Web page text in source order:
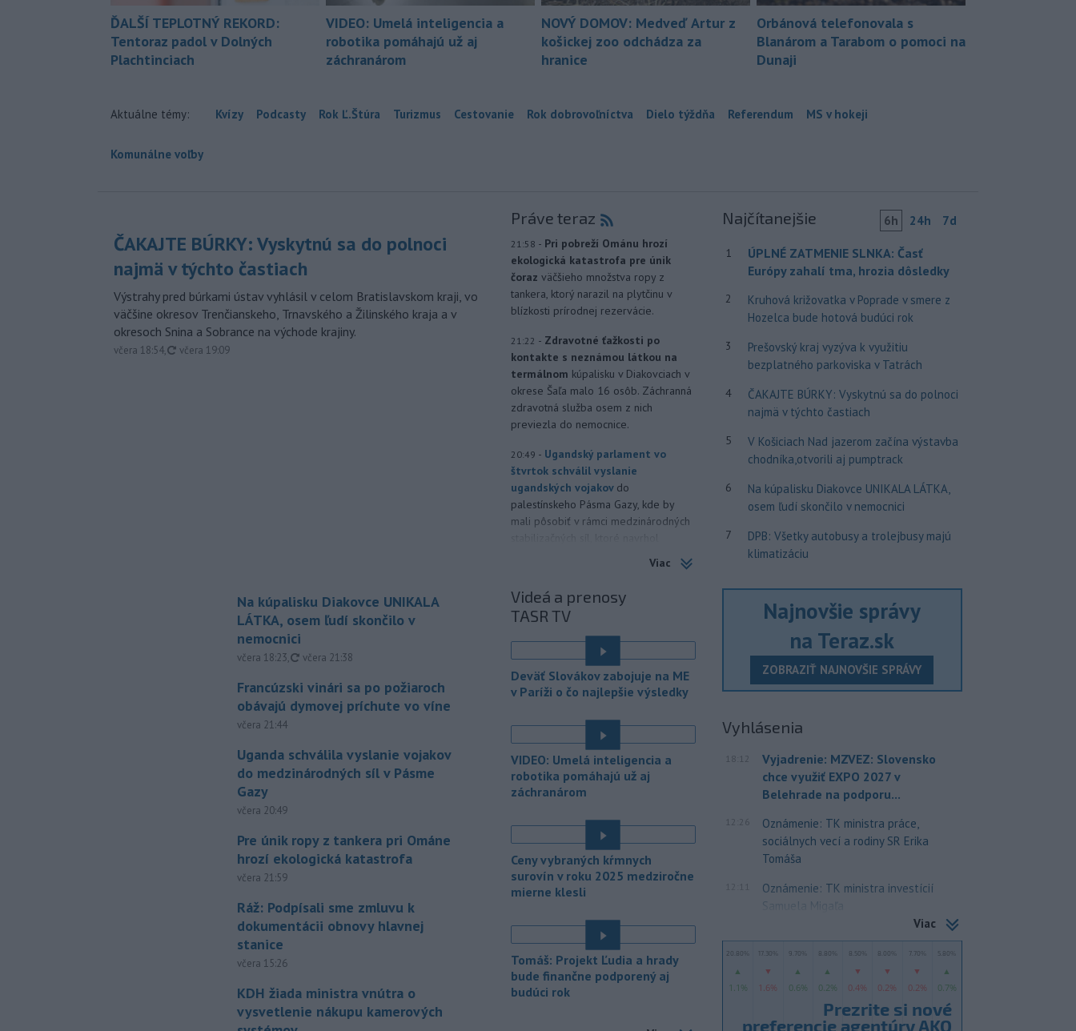
ĎALŠÍ TEPLOTNÝ REKORD:
Tentoraz padol v Dolných
Plachtinciach
VIDEO: Umelá inteligencia a
robotika pomáhajú už aj
záchranárom
NOVÝ DOMOV: Medveď Artur z
košickej zoo odchádza za
hranice
Orbánová telefonovala s
Blanárom a Tarabom o pomoci na
Dunaji
Aktuálne témy: Kvízy Podcasty Rok Ľ.Štúra Turizmus Cestovanie Rok dobrovoľníctva Dielo týždňa Referendum MS v hokeji
Komunálne voľby
ČAKAJTE BÚRKY: Vyskytnú sa do polnoci
najmä v týchto častiach
Výstrahy pred búrkami ústav vyhlásil v celom Bratislavskom kraji, vo
väčšine okresov Trenčianskeho, Trnavského a Žilinského kraja a v
okresoch Snina a Sobrance na východe krajiny.
včera 18:54, aktualizované
včera 19:09
Na kúpalisku Diakovce UNIKALA
LÁTKA, osem ľudí skončilo v
nemocnici
včera 18:23, aktualizované
včera 21:38
Francúzski vinári sa po požiaroch
obávajú dymovej príchute vo víne
včera 21:44
Uganda schválila vyslanie vojakov
do medzinárodných síl v Pásme
Gazy
včera 20:49
Pre únik ropy z tankera pri Ománe
hrozí ekologická katastrofa
včera 21:59
Ráž: Podpísali sme zmluvu k
dokumentácii obnovy hlavnej
stanice
včera 15:26
KDH žiada ministra vnútra o
vysvetlenie nákupu kamerových
Práve teraz
21:58 - Pri pobreží Ománu hrozí
ekologická katastrofa pre únik
čoraz väčšieho množstva ropy z
tankera, ktorý narazil na plytčinu v
blízkosti prírodnej rezervácie.
21:22 - Zdravotné ťažkosti po
kontakte s neznámou látkou na
termálnom kúpalisku v Diakovciach v
okrese Šaľa malo 16 osôb. Záchranná
zdravotná služba osem z nich
previezla do nemocnice.
20:49 - Ugandský parlament vo
štvrtok schválil vyslanie
ugandských vojakov do
palestínskeho Pásma Gazy, kde by
mali pôsobiť v rámci medzinárodných
(FA) stiahla svoju podporu
prezidentovi
futbalovej federácie (FIFA) Giannimu
Infantinovi, ktorý je pod paľbou kritiky
po jeho neúspešnom pláne.
18:54 - Vo štvrtok do polnoci treba
Slovenska počítať s búrkami.
Slovenský hydrometeorologický ústav
(SHMÚ) vydal výstrahy prvého stupňa.
Platia aj v okresoch Snina a Sobrance.
záchrannými zložkami zasahuje na
termálnom kúpalisku v Diakovciach.
17:36 - V dunajských prístavoch v
Bratislave, Komárne a Štúrove v
spolu 1827 pristátí osobných
kajutových a výletných plavidiel.
17:28 - Republikánmi ovládaný výbor
amerického Senátu vo
Viac
Videá a prenosy
TASR TV
Deväť Slovákov zabojuje na ME
v Paríži o čo najlepšie výsledky
VIDEO: Umelá inteligencia a
robotika pomáhajú už aj
záchranárom
Ceny vybraných kŕmnych
surovín v roku 2025 medziročne
mierne klesli
Tomáš: Projekt Ľudia a hrady
bude finančne podporený aj
budúci rok
Najčítanejšie 6h 24h 7d
1
ÚPLNÉ ZATMENIE SLNKA: Časť
Európy zahalí tma, hrozia dôsledky
2
Kruhová križovatka v Poprade v smere z
Hozelca bude hotová budúci rok
3
Prešovský kraj vyzýva k využitiu
bezplatného parkoviska v Tatrách
4
ČAKAJTE BÚRKY: Vyskytnú sa do polnoci
najmä v týchto častiach
5
V Košiciach Nad jazerom začína výstavba
chodníka,otvorili aj pumptrack
6
Na kúpalisku Diakovce UNIKALA LÁTKA,
osem ľudí skončilo v nemocnici
7
DPB: Všetky autobusy a trolejbusy majú
klimatizáciu
Najnovšie správy
na Teraz.sk
ZOBRAZIŤ NAJNOVŠIE SPRÁVY
Vyhlásenia
18:12
Vyjadrenie: MZVEZ: Slovensko
chce využiť EXPO 2027 v
Belehrade na podporu...
12:26
Oznámenie: TK ministra práce,
sociálnych vecí a rodiny SR Erika
Tomáša
Oznámenie: TK ministra investícií
Samuela Migaľa
Viac